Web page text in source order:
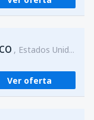
Estados Unidos
Ver oferta